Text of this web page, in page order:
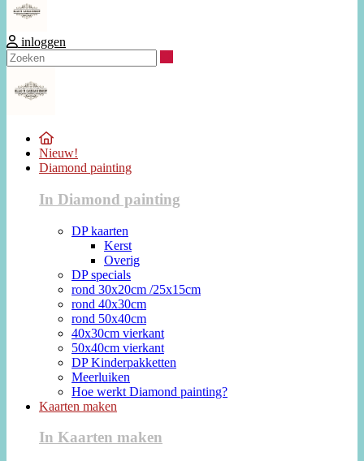
inloggen
Nieuw!
Diamond painting
In Diamond painting
DP kaarten
Kerst
Overig
DP specials
rond 30x20cm /25x15cm
rond 40x30cm
rond 50x40cm
40x30cm vierkant
50x40cm vierkant
DP Kinderpakketten
Meerluiken
Hoe werkt Diamond painting?
Kaarten maken
In Kaarten maken